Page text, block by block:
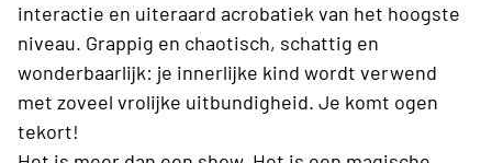
interactie en uiteraard acrobatiek van het hoogste
niveau. Grappig en chaotisch, schattig en
wonderbaarlijk: je innerlijke kind wordt verwend
met zoveel vrolijke uitbundigheid. Je komt ogen
tekort!